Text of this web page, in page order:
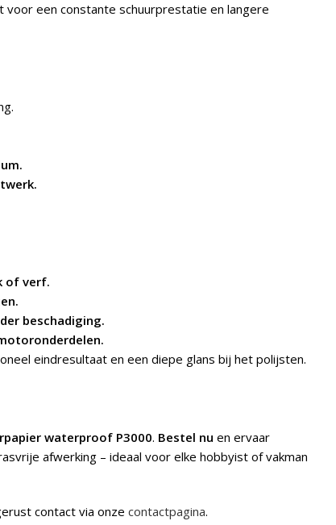
een constante schuurprestatie en langere
of verf.
beschadiging.
eindresultaat en een diepe glans bij het polijsten.
waterproof P3000. Bestel nu en ervaar
afwerking – ideaal voor elke hobbyist of vakman
contact via onze contactpagina.